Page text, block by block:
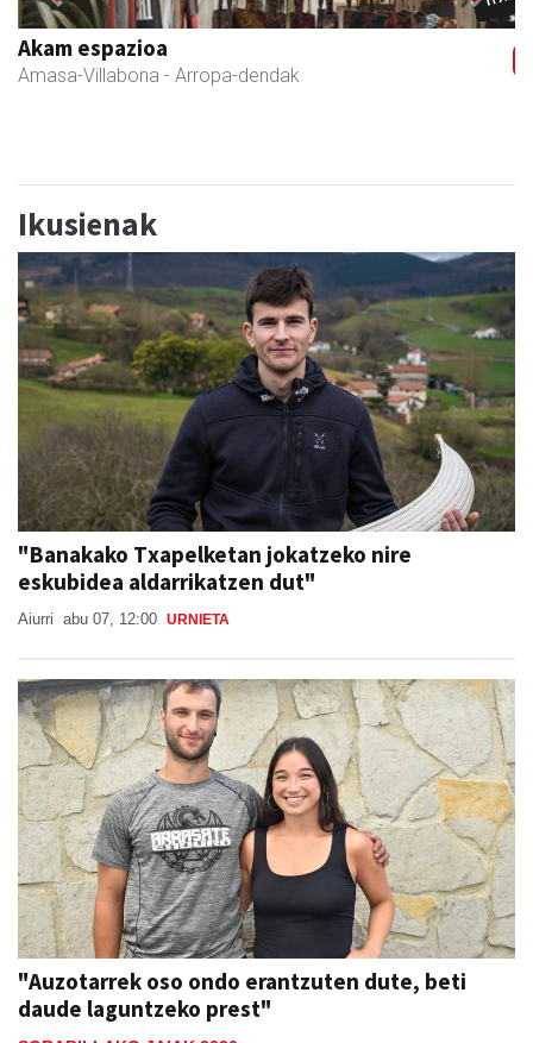
Magale Ikastetxea
Urnieta - Hezkuntza
Previous Next
Ikusienak
"Banakako Txapelketan jokatzeko nire
eskubidea aldarrikatzen dut"
Aiurri abu 07, 12:00 URNIETA
"Auzotarrek oso ondo erantzuten dute, beti
daude laguntzeko prest"